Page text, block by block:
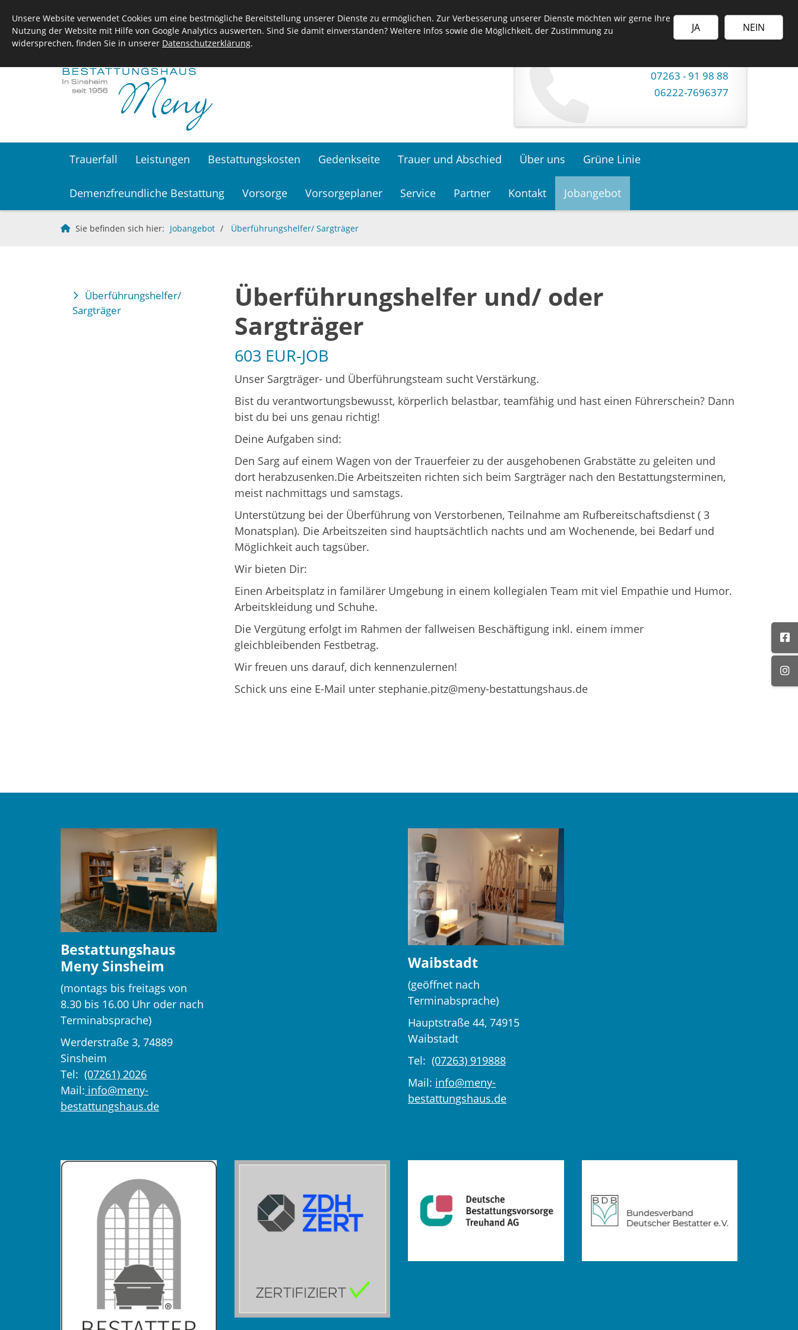
IMMER FÜR SIE ERREICHBAR:
07263 - 91 98 88
06222-7696377
Trauerfall Leistungen Bestattungskosten Gedenkseite Trauer und Abschied Über uns Grüne Linie
Demenzfreundliche Bestattung Vorsorge Vorsorgeplaner Service Partner Kontakt Jobangebot
Sie befinden sich hier: Jobangebot Überführungshelfer/ Sargträger
Überführungshelfer und/ oder
Sargträger
603 EUR-JOB
Unser Sargträger- und Überführungsteam sucht Verstärkung.
Bist du verantwortungsbewusst, körperlich belastbar, teamfähig und hast einen Führerschein? Dann
bist du bei uns genau richtig!
Deine Aufgaben sind:
Den Sarg auf einem Wagen von der Trauerfeier zu der ausgehobenen Grabstätte zu geleiten und
dort herabzusenken.Die Arbeitszeiten richten sich beim Sargträger nach den Bestattungsterminen,
meist nachmittags und samstags.
Unterstützung bei der Überführung von Verstorbenen, Teilnahme am Rufbereitschaftsdienst ( 3
Monatsplan). Die Arbeitszeiten sind hauptsächtlich nachts und am Wochenende, bei Bedarf und
Möglichkeit auch tagsüber.
Wir bieten Dir:
Einen Arbeitsplatz in familärer Umgebung in einem kollegialen Team mit viel Empathie und Humor.
Arbeitskleidung und Schuhe.
Die Vergütung erfolgt im Rahmen der fallweisen Beschäftigung inkl. einem immer
gleichbleibenden Festbetrag.
Wir freuen uns darauf, dich kennenzulernen!
Schick uns eine E-Mail unter stephanie.pitz@meny-bestattungshaus.de
Überführungshelfer/
Sargträger
Bestattungshaus
Meny Sinsheim
(montags bis freitags von
8.30 bis 16.00 Uhr oder nach
Terminabsprache)
Werderstraße 3, 74889
Sinsheim
Tel: (07261) 2026
Mail: info@meny-
bestattungshaus.de
Waibstadt
(geöffnet nach
Terminabsprache)
Hauptstraße 44, 74915
Waibstadt
Tel: (07263) 919888
Mail: info@meny-
bestattungshaus.de
NEIN
JA
Unsere Website verwendet Cookies um eine bestmögliche Bereitstellung unserer Dienste zu ermöglichen. Zur Verbesserung unserer Dienste möchten wir gerne Ihre
Nutzung der Website mit Hilfe von Google Analytics auswerten. Sind Sie damit einverstanden? Weitere Infos sowie die Möglichkeit, der Zustimmung zu
widersprechen, finden Sie in unserer Datenschutzerklärung.